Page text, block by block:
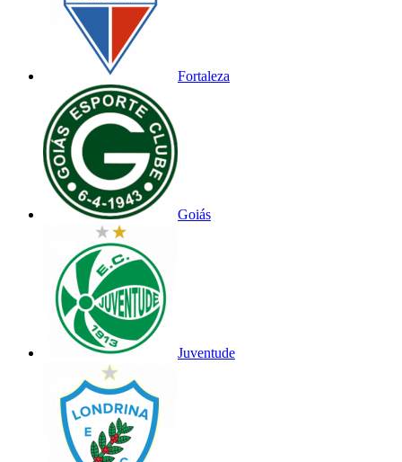
Fortaleza
Goiás
Juventude